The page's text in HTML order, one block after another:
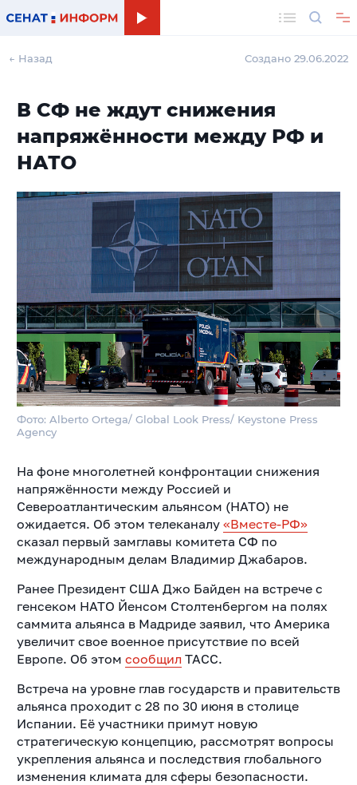
← Назад Создано 29.06.2022
В СФ не ждут снижения
напряжённости между РФ и
НАТО
Фото: Alberto Ortega/ Global Look Press/ Keystone Press
Agency
На фоне многолетней конфронтации снижения
напряжённости между Россией и
Североатлантическим альянсом (НАТО) не
ожидается. Об этом телеканалу «Вместе-РФ»
сказал первый замглавы комитета СФ по
международным делам Владимир Джабаров.
Ранее Президент США Джо Байден на встрече с
генсеком НАТО Йенсом Столтенбергом на полях
саммита альянса в Мадриде заявил, что Америка
увеличит свое военное присутствие по всей
Европе. Об этом сообщил ТАСС.
Встреча на уровне глав государств и правительств
альянса проходит с 28 по 30 июня в столице
Испании. Её участники примут новую
стратегическую концепцию, рассмотрят вопросы
укрепления альянса и последствия глобального
изменения климата для сферы безопасности.